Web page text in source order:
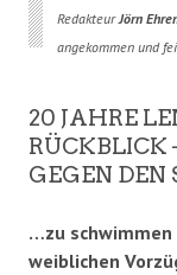
RedakteurJörn
angekommen und
20 JAHRE
RÜCKBLICK
GEGEN DEN
…zu
weiblichen